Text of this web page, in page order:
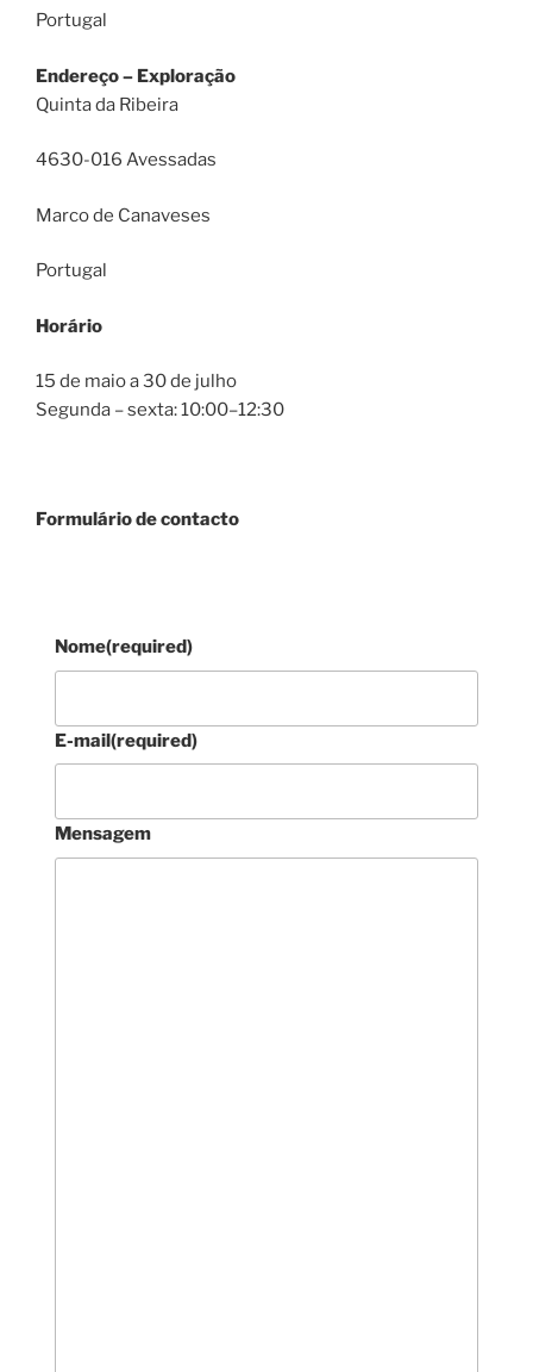
Portugal
Endereço – Exploração
Quinta da Ribeira
4630-016 Avessadas
Marco de Canaveses
Portugal
Horário
15 de maio a 30 de julho
Segunda – sexta: 10:00–12:30
Formulário de contacto
Nome(required)
E-mail(required)
Mensagem